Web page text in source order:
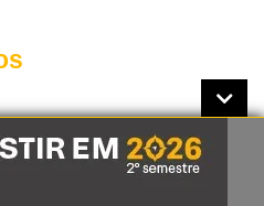
confira as principais notícias